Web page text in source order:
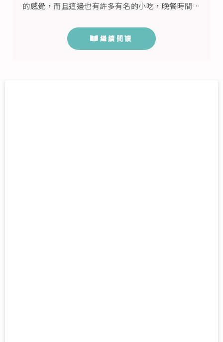
的感覺，而且這邊也有許多有名的小吃，晚餐時間還
年建造，原本是四川布政使潘允端為了愉悅老親的私
人園林，而「愉」和「豫」意思相通，故而得名【豫
繼續閱讀